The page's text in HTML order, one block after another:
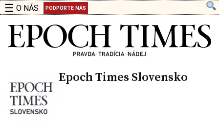
☰ O NÁS PODPORTE NÁS
Epoch Times Slovensko